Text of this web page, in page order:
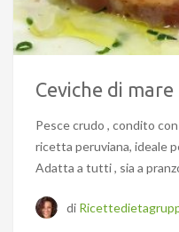
Ceviche di mare
Pesce crudo , condito
ricetta peruviana, ideale
Adatta a tutti , sia a
di